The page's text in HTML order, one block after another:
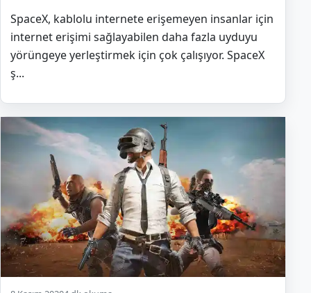
SpaceX, kablolu internete erişemeyen insanlar için
internet erişimi sağlayabilen daha fazla uyduyu
yörüngeye yerleştirmek için çok çalışıyor. SpaceX
ş...